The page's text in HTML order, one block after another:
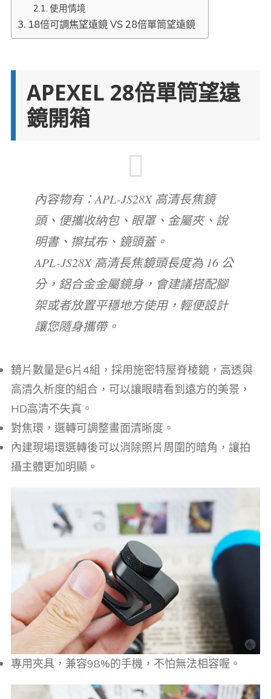
使用情境
18倍可調焦望遠鏡 VS 28倍單筒望遠鏡
APEXEL 28倍單筒望遠
鏡開箱
內容物有：APL-JS28X 高清長焦鏡
頭、便攜收納包、眼罩、金屬夾、說
明書、擦拭布、鏡頭蓋。
APL-JS28X 高清長焦鏡頭長度為 16 公
分，鋁合金金屬鏡身，會建議搭配腳
架或者放置平穩地方使用，輕便設計
讓您隨身攜帶。
鏡片數量是6片4組，採用施密特屋脊棱鏡，高透與
高清久析度的組合，可以讓眼睛看到遠方的美景，
HD高清不失真。
對焦環，選轉可調整畫面清晰度。
內建現場環選轉後可以消除照片周圍的暗角，讓拍
攝主體更加明顯。
專用夾具，兼容98%的手機，不怕無法相容喔。